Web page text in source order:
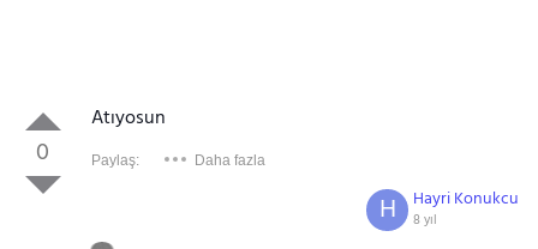
0
Atıyosun
Paylaş: Daha fazla
Hayri Konukcu
8 yıl
H